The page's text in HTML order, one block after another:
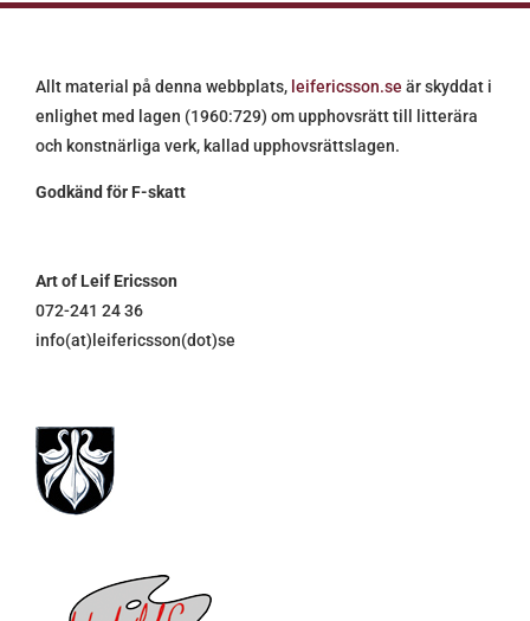
Allt material på denna webbplats, leifericsson.se är skyddat i
enlighet med lagen (1960:729) om upphovsrätt till litterära
och konstnärliga verk, kallad upphovsrättslagen.
Godkänd för F-skatt
Art of Leif Ericsson
072-241 24 36
info(at)leifericsson(dot)se